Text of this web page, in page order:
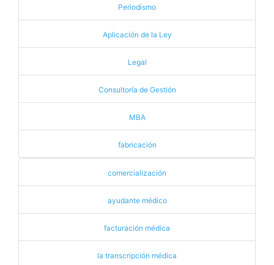
Periodismo
Aplicación de la Ley
Legal
Consultoría de Gestión
MBA
fabricación
comercialización
ayudante médico
facturación médica
la transcripción médica